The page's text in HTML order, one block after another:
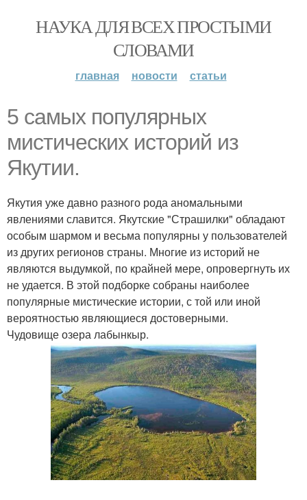
НАУКА ДЛЯ ВСЕХ ПРОСТЫМИ
СЛОВАМИ
главная новости статьи
5 самых популярных
мистических историй из
Якутии.
Якутия уже давно разного рода аномальными
явлениями славится. Якутские "Страшилки" обладают
особым шармом и весьма популярны у пользователей
из других регионов страны. Многие из историй не
являются выдумкой, по крайней мере, опровергнуть их
не удается. В этой подборке собраны наиболее
популярные мистические истории, с той или иной
вероятностью являющиеся достоверными.
Чудовище озера лабынкыр.